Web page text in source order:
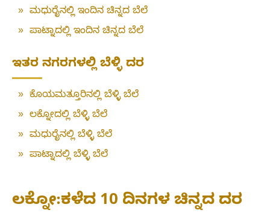
» ಮಧುರೈನಲ್ಲಿ ಇಂದಿನ ಚಿನ್ನದ ಬೆಲೆ
» ಪಾಟ್ನಾದಲ್ಲಿ ಇಂದಿನ ಚಿನ್ನದ ಬೆಲೆ
ಇತರ ನಗರಗಳಲ್ಲಿ ಬೆಳ್ಳಿ ದರ
» ಕೊಯಮತ್ತೂರಿನಲ್ಲಿ ಬೆಳ್ಳಿ ಬೆಲೆ
» ಲಕ್ನೋದಲ್ಲಿ ಬೆಳ್ಳಿ ಬೆಲೆ
» ಮಧುರೈನಲ್ಲಿ ಬೆಳ್ಳಿ ಬೆಲೆ
» ಪಾಟ್ನಾದಲ್ಲಿ ಬೆಳ್ಳಿ ಬೆಲೆ
ಲಕ್ನೋ:ಕಳೆದ 10 ದಿನಗಳ ಚಿನ್ನದ ದರ